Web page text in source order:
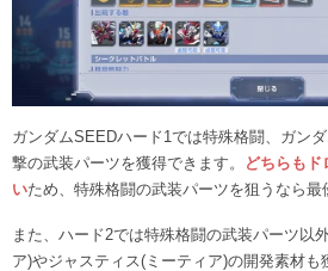
ガンダムSEEDハード1では特殊格闘、ガン
撃の武装パーツを獲得できます。
どちらも
いため、特殊格闘の武装パーツを狙うなら最
また、ハード2では特殊格闘の武装パーツ以
ア)やジャスティス(ミーティア)の開発素材